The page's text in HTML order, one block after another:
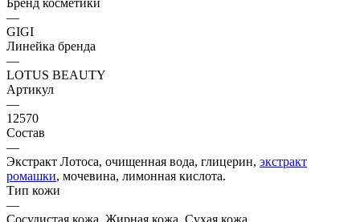
—
GIGI
Линейка бренда
—
LOTUS BEAUTY
Артикул
—
12570
Состав
—
Экстракт Лотоса, очищенная вода, глицерин, экстракт
ромашки, мочевина, лимонная кислота.
Тип кожи
—
Сосудистая кожа, Жирная кожа, Сухая кожа